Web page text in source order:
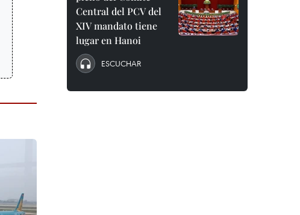
Central del PCV del
XIV mandato tiene
lugar en Hanoi
ESCUCHAR